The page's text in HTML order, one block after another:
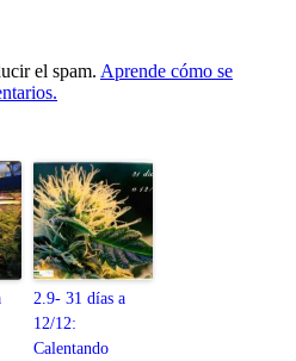
el spam. Aprende cómo se
2.9- 31 días a
12/12:
Calentando